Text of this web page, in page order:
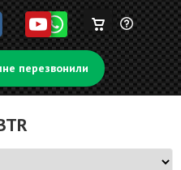
Задать
вопрос
Корзина
пуста
перезвонили